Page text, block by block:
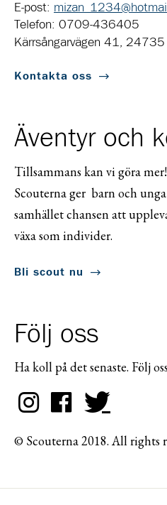
E-post:
Telefon: 0709-436405
Kärrsångarvägen 41, 24735
Kontakta oss
Äventyr och
Tillsammans kan vi göra mer!
Scouterna ger barn och
samhället chansen att
växa som individer.
Bli scout nu
Följ oss
Ha koll på det senaste. Följ
© Scouterna 2018. All rights